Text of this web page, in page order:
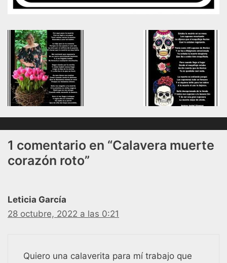
1 comentario en “Calavera muerte
corazón roto”
Leticia García
28 octubre, 2022 a las 0:21
Quiero una calaverita para mí trabajo que